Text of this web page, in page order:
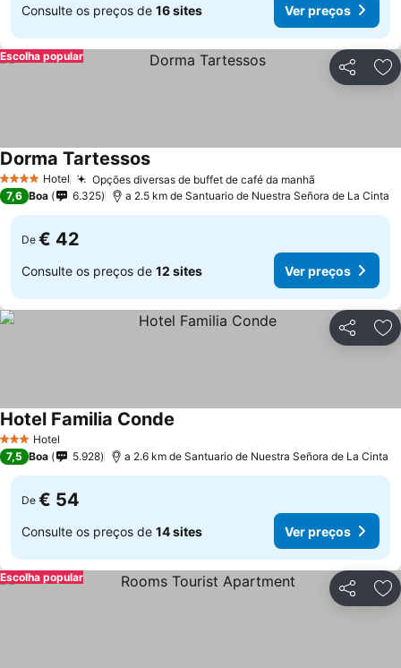
Consulte os preços de 16 sites Ver preços
Partilhar
Escolha popular
4 EstrelasHotel Opções diversas de buffet de café da manhã
Dorma TartessosVer preços
7,6 Boa 6.325 a 2.5 km de Santuario de Nuestra Señora de La Cinta
De € 42
Consulte os preços de 12 sites Ver preços
Partilhar
3 EstrelasHotel
Hotel Familia Conde
7,5 Boa 5.928 a 2.6 km de Santuario de Nuestra Señora de La Cinta
De € 54
Consulte os preços de 14 sites Ver preços
Partilhar
Escolha popular